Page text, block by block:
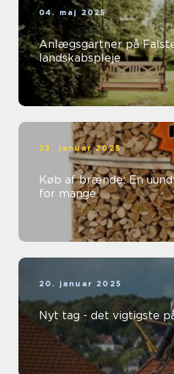
04. maj 2025
Anlægsgartner på
landskabspleje
23. januar 2025
Køb af brænde: En
for mange
20. januar 2025
Nyt tag - det vigtigste